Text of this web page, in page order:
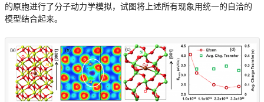
的原胞进行了分子动力学模拟，试图将上述所有现象用统一的自洽的
模型结合起来。